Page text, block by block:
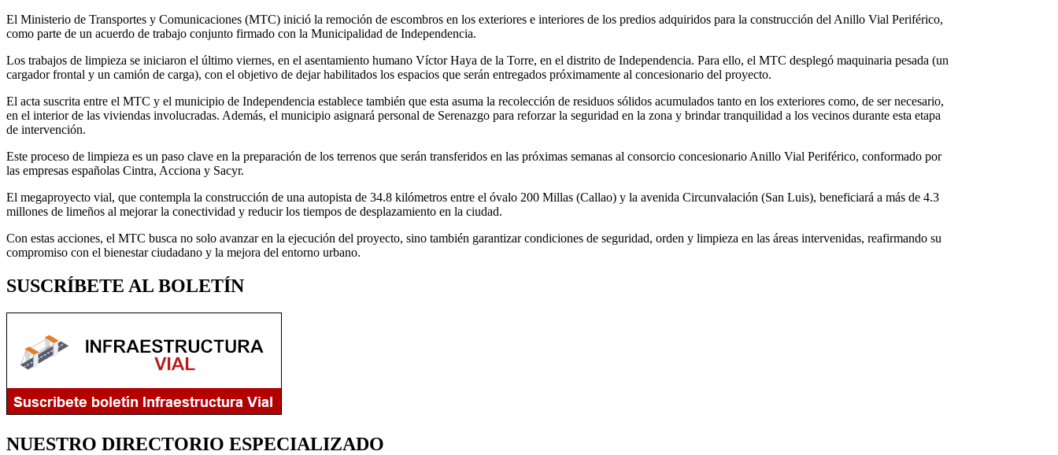
El Ministerio de Transportes y Comunicaciones (MTC) inició la remoción de escombros en los exteriores e interiores de los predios adquiridos para la construcción del Anillo Vial Periférico,
como parte de un acuerdo de trabajo conjunto firmado con la Municipalidad de Independencia.
Los trabajos de limpieza se iniciaron el último viernes, en el asentamiento humano Víctor Haya de la Torre, en el distrito de Independencia. Para ello, el MTC desplegó maquinaria pesada (un
cargador frontal y un camión de carga), con el objetivo de dejar habilitados los espacios que serán entregados próximamente al concesionario del proyecto.
El acta suscrita entre el MTC y el municipio de Independencia establece también que esta asuma la recolección de residuos sólidos acumulados tanto en los exteriores como, de ser necesario,
en el interior de las viviendas involucradas. Además, el municipio asignará personal de Serenazgo para reforzar la seguridad en la zona y brindar tranquilidad a los vecinos durante esta etapa
de intervención.
Este proceso de limpieza es un paso clave en la preparación de los terrenos que serán transferidos en las próximas semanas al consorcio concesionario Anillo Vial Periférico, conformado por
las empresas españolas Cintra, Acciona y Sacyr.
El megaproyecto vial, que contempla la construcción de una autopista de 34.8 kilómetros entre el óvalo 200 Millas (Callao) y la avenida Circunvalación (San Luis), beneficiará a más de 4.3
millones de limeños al mejorar la conectividad y reducir los tiempos de desplazamiento en la ciudad.
Con estas acciones, el MTC busca no solo avanzar en la ejecución del proyecto, sino también garantizar condiciones de seguridad, orden y limpieza en las áreas intervenidas, reafirmando su
compromiso con el bienestar ciudadano y la mejora del entorno urbano.
SUSCRÍBETE AL BOLETÍN
NUESTRO DIRECTORIO ESPECIALIZADO